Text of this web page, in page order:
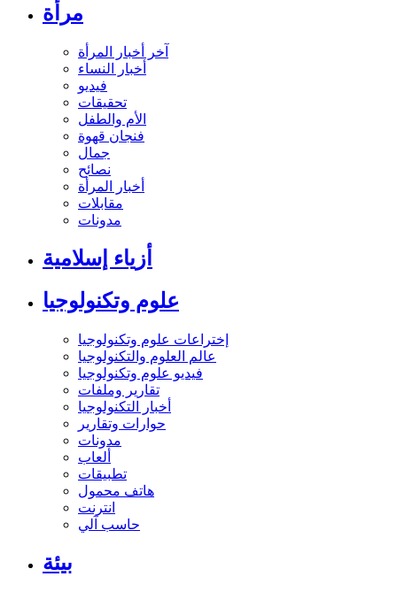
مرأة
آخر أخبار المرأة
أخبار النساء
فيديو
تحقيقات
الأم والطفل
فنجان قهوة
جمال
نصائح
أخبار المرأة
مقابلات
مدونات
أزياء إسلامية
علوم وتكنولوجيا
إختراعات علوم وتكنولوجيا
عالم العلوم والتكنولوجيا
فيديو علوم وتكنولوجيا
تقارير وملفات
أخبار التكنولوجيا
حوارات وتقارير
مدونات
ألعاب
تطبيقات
هاتف محمول
انترنت
حاسب آلي
بيئة